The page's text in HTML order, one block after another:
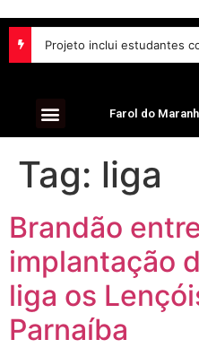
Farol do
Tag: liga
Brandão
implantação
liga os
Parnaíba